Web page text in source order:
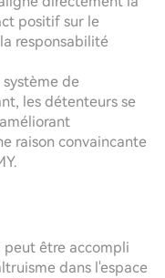
positif sur le
responsabilité
système de
les détenteurs se
raison convaincante
peut être accompli
dans l'espace